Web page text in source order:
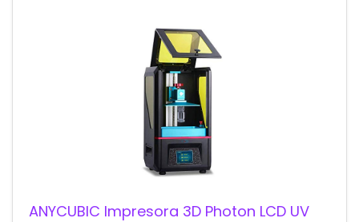
ANYCUBIC Impresora 3D Photon LCD UV